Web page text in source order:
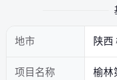
地市 陕西
项目名称
榆林